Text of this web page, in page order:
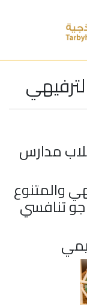
مدارس
والمتنوع
تنافسي